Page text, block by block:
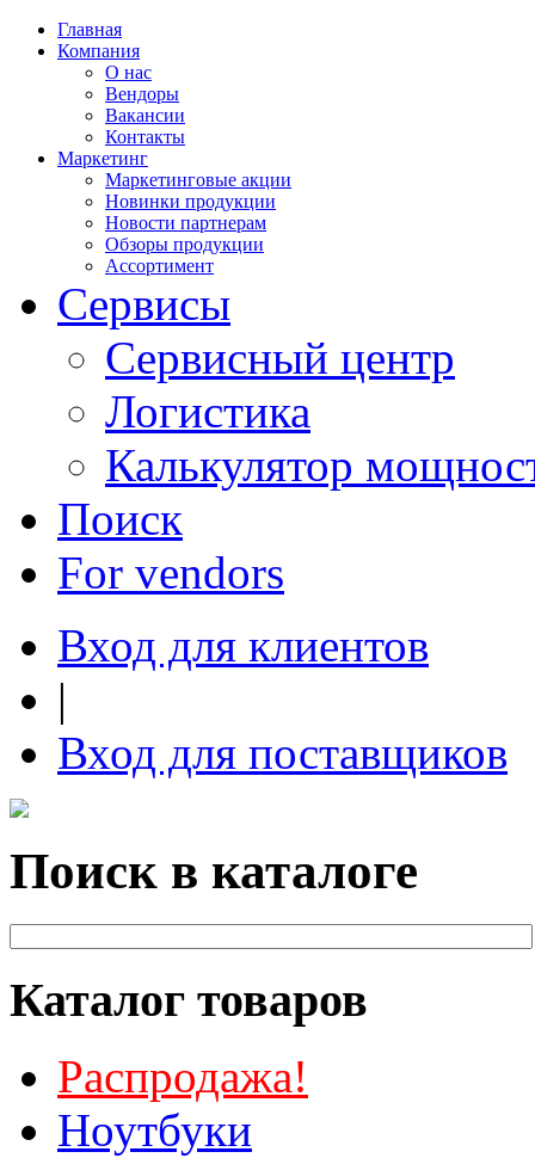
Главная
Компания
О нас
Вендоры
Вакансии
Контакты
Маркетинг
Маркетинговые акции
Новинки продукции
Новости партнерам
Обзоры продукции
Ассортимент
Сервисы
Сервисный центр
Логистика
Калькулятор
Поиск
For vendors
Вход для клиентов
|
Вход для поставщиков
Поиск в каталоге
Каталог товаров
Распродажа!
Ноутбуки